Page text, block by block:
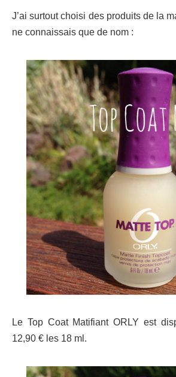
J’ai surtout choisi des produits de la
ne connaissais que de nom :
Le Top Coat Matifiant ORLY est
12,90 € les 18 ml.